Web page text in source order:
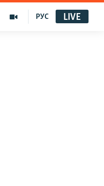
РУС LIVE